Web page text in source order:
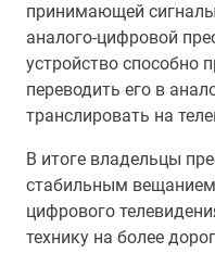
принимающей
аналого-цифровой
устройство способно
переводить его в
транслировать на
В итоге владельцы
стабильным
цифрового
технику на более